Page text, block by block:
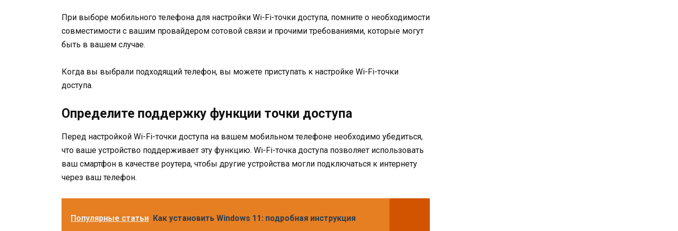
При выборе мобильного телефона для настройки Wi-Fi-точки доступа, помните о необходимости
совместимости с вашим провайдером сотовой связи и прочими требованиями, которые могут
быть в вашем случае.
Когда вы выбрали подходящий телефон, вы можете приступать к настройке Wi-Fi-точки
доступа.
Определите поддержку функции точки доступа
Перед настройкой Wi-Fi-точки доступа на вашем мобильном телефоне необходимо убедиться,
что ваше устройство поддерживает эту функцию. Wi-Fi-точка доступа позволяет использовать
ваш смартфон в качестве роутера, чтобы другие устройства могли подключаться к интернету
через ваш телефон.
Популярные статьи Как установить Windows 11: подробная инструкция